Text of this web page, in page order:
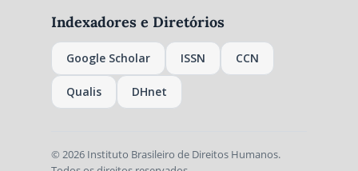
Indexadores e Diretórios
Google Scholar ISSN CCN
Qualis DHnet
© 2026 Instituto Brasileiro de Direitos Humanos.